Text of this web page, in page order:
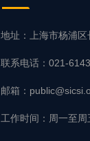
地址：上海市杨浦
联系电话：021-
邮箱：
工作时间：周一至